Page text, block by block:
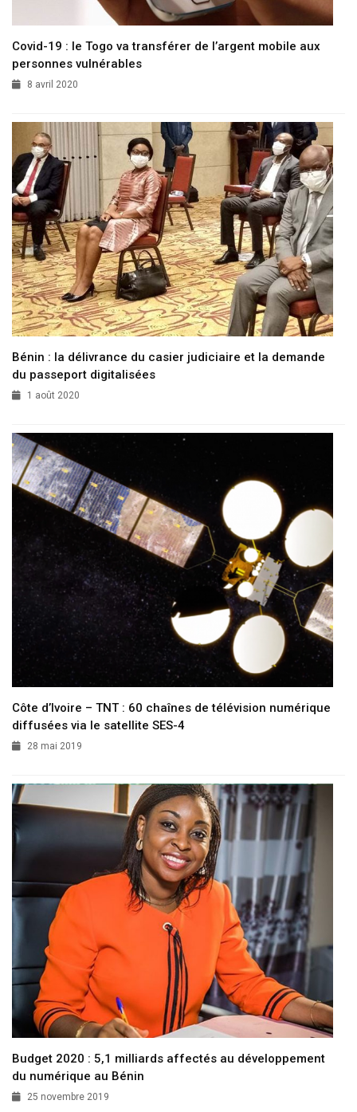
Covid-19 : le Togo va transférer de l’argent mobile aux
personnes vulnérables
8 avril 2020
Bénin : la délivrance du casier judiciaire et la demande
du passeport digitalisées
1 août 2020
Côte d’Ivoire – TNT : 60 chaînes de télévision numérique
diffusées via le satellite SES-4
28 mai 2019
Budget 2020 : 5,1 milliards affectés au développement
du numérique au Bénin
25 novembre 2019